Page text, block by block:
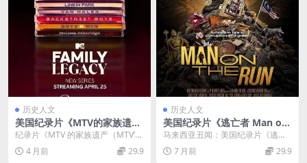
历史人文
美国纪录片《MTV的家族遗产
MTV’s Family Legacy 202
3》全5集 英语中英双字 官方
纯净版 1080P/MKV/4.34G 艺
纪录片《MTV 的家族遗产（MTV’s
Family Legacy）...
4 月前 29.9
历史人文
美国纪录片《逃亡者 Man on
The Run 2023》英语多国字
幕 无水印纯净版 1080P/MK
V/2.54G 马来西亚丑闻
马来西亚丑闻：美国纪录片《逃亡
者Man on The Run 2023》 美国
纪...7 月前 29.9